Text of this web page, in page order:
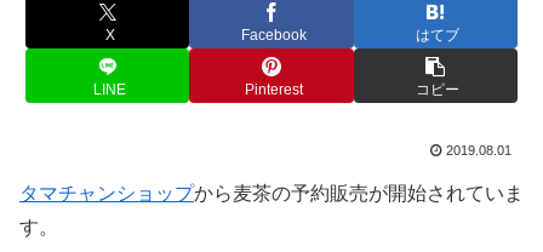
X Facebook はてブ
LINE Pinterest コピー
2019.08.01
タマチャンショップから麦茶の予約販売が開始されていま
す。